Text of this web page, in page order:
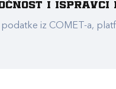
i ispravci
iz COMET-a,